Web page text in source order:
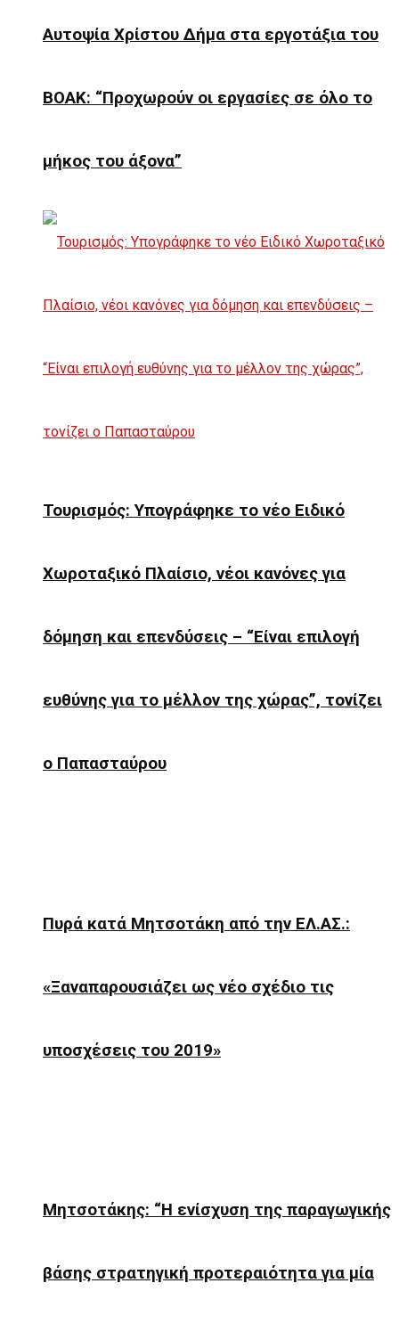
Αυτοψία Χρίστου Δήμα στα εργοτάξια του
ΒΟΑΚ: “Προχωρούν οι εργασίες σε όλο το
μήκος του άξονα”
Τουρισμός: Υπογράφηκε το νέο Ειδικό
Χωροταξικό Πλαίσιο, νέοι κανόνες για
δόμηση και επενδύσεις – “Είναι επιλογή
ευθύνης για το μέλλον της χώρας”, τονίζει
ο Παπασταύρου
Πυρά κατά Μητσοτάκη από την ΕΛ.ΑΣ.:
«Ξαναπαρουσιάζει ως νέο σχέδιο τις
υποσχέσεις του 2019»
Μητσοτάκης: “Η ενίσχυση της παραγωγικής
βάσης στρατηγική προτεραιότητα για μία